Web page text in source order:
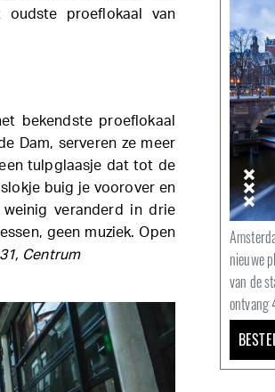
proeflokaal van
bekendste proeflokaal
Dam, serveren ze meer
tulpglaasje dat tot de
buig je voorover en
veranderd in drie
geen muziek. Open
Centrum
nieuwe
van de
ontvang